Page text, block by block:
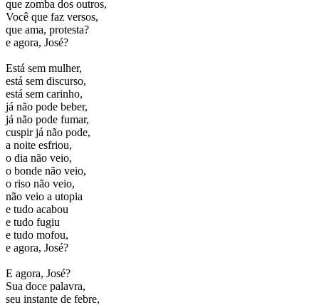
que zomba dos outros,
Você que faz versos,
que ama, protesta?
e agora, José?
Está sem mulher,
está sem discurso,
está sem carinho,
já não pode beber,
já não pode fumar,
cuspir já não pode,
a noite esfriou,
o dia não veio,
o bonde não veio,
o riso não veio,
não veio a utopia
e tudo acabou
e tudo fugiu
e tudo mofou,
e agora, José?
E agora, José?
Sua doce palavra,
seu instante de febre,